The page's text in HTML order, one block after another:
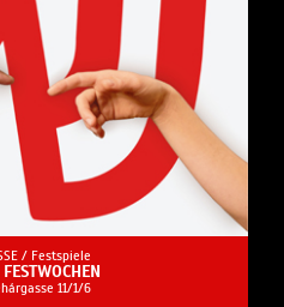
/ Festspiele
11/1/6